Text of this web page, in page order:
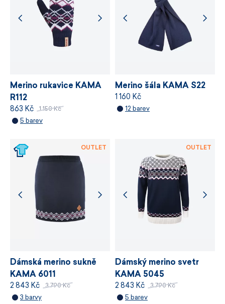
chemických látek, odpovědné využívání zdrojů
a řízení výrobních procesů.
Merino rukavice KAMA
R112
863 Kč 1 150 Kč
5 barev
Merino šála KAMA S22
1 160 Kč
12 barev
Dámská merino sukně
KAMA 6011
WINDSTOPPER®
2 843 Kč 3 790 Kč
3 barvy
OUTLET
Dámský merino svetr
KAMA 5045
2 843 Kč 3 790 Kč
5 barev
OUTLET